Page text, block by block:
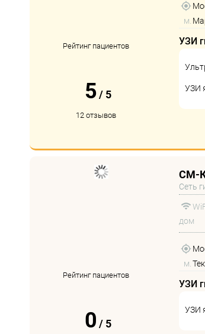
Рейтинг пациентов
5 / 5
12 отзывов
м.
УЗИ
УЗИ
Рейтинг пациентов
0 / 5
СМ-
Сеть
дом
м.
УЗИ
УЗИ